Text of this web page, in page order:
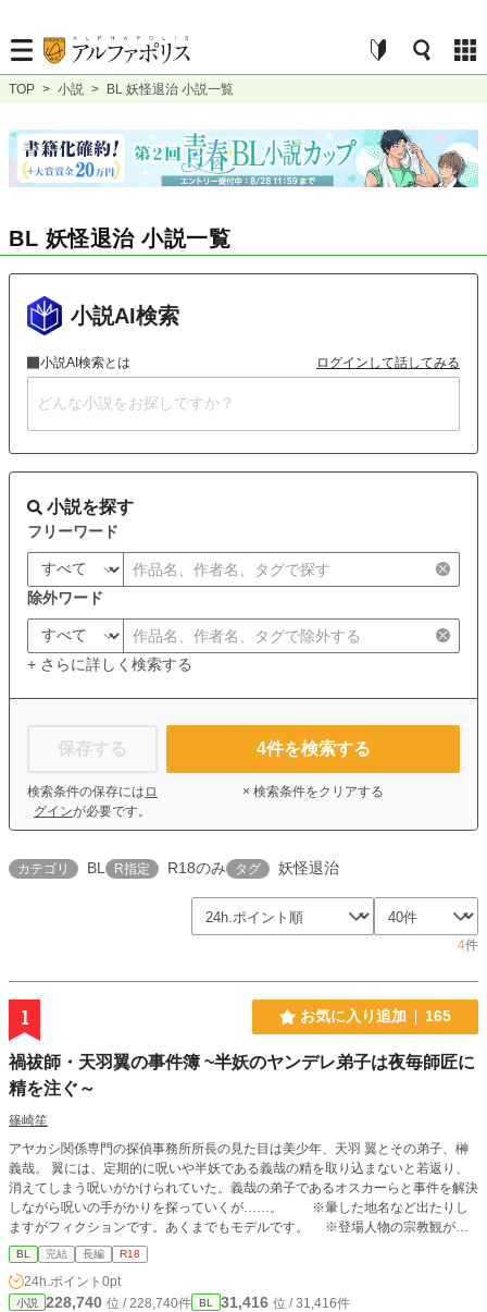
TOP > 小説 > BL 妖怪退治 小説一覧
BL 妖怪退治 小説一覧
小説AI検索
小説AI検索とは ログインして話してみる
小説を探す
フリーワード
除外ワード
+ さらに詳しく検索する
保存する
検索条件の保存には ロ
グインが必要です。
4件を検索する
× 検索条件をクリアする
カテゴリ BL R指定 R18のみ タグ 妖怪退治
4件
1 お気に入り追加 165
禍祓師・天羽翼の事件簿 ~半妖のヤンデレ弟子は夜毎師匠に
精を注ぐ～
篠崎笙
アヤカシ関係専門の探偵事務所所長の見た目は美少年、天羽 翼とその弟子、榊
義哉。 翼には、定期的に呪いや半妖である義哉の精を取り込まないと若返り、
消えてしまう呪いがかけられていた。義哉の弟子であるオスカーらと事件を解決
しながら呪いの手がかりを探っていくが……。 ※暈した地名など出たりし
ますがフィクションです。あくまでもモデルです。 ※登場人物の宗教観が極
端ですがあくまでもキャラの個人的な主観です。
BL 完結 長編 R18
24h.ポイント 0pt
小説 228,740 位 / 228,740件 BL 31,416 位 / 31,416件